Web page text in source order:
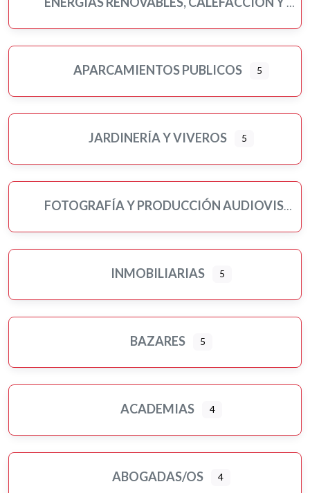
APARCAMIENTOS PUBLICOS 5
JARDINERÍA Y VIVEROS 5
FOTOGRAFÍA Y PRODUCCIÓN AUDIOVISUAL
INMOBILIARIAS 5
BAZARES 5
ACADEMIAS 4
ABOGADAS/OS 4